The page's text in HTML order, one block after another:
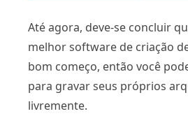
Até agora, deve-se concluir
melhor software de criação
bom começo, então você
para gravar seus próprios
livremente.